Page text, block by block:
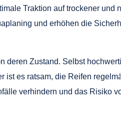
Traktion auf trockener und
und erhöhen die
deren Zustand. Selbst
ist es ratsam, die Reifen
verhindern und das Risiko